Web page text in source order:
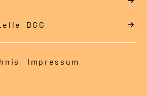
BGG
Impressum